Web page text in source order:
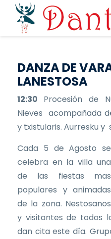
Pasar al contenido principal
DANZA DE
LANESTOSA
12:30 Procesión de
Nieves acompañada
y txistularis. Aurresku y
Cada 5 de Agosto se
celebra en la villa una
de las fiestas mas
populares y animadas
de la zona. Nestosanos
y visitantes de todos
dan cita este día.